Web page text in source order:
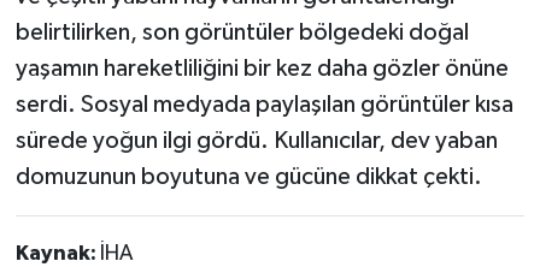
belirtilirken, son görüntüler bölgedeki doğal
yaşamın hareketliliğini bir kez daha gözler önüne
serdi. Sosyal medyada paylaşılan görüntüler kısa
sürede yoğun ilgi gördü. Kullanıcılar, dev yaban
domuzunun boyutuna ve gücüne dikkat çekti.
Kaynak: İHA